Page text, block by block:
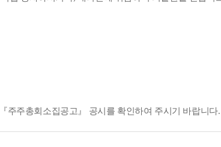
『주주총회소집공고』 공시를 확인하여 주시기 바랍니다.